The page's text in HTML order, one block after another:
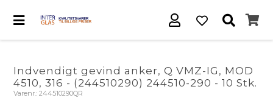
Indvendigt gevind anker, Q VMZ-IG, MOD
4510, 316 - (244510290) 244510-290 - 10 Stk.
Varenr.:244510290QR